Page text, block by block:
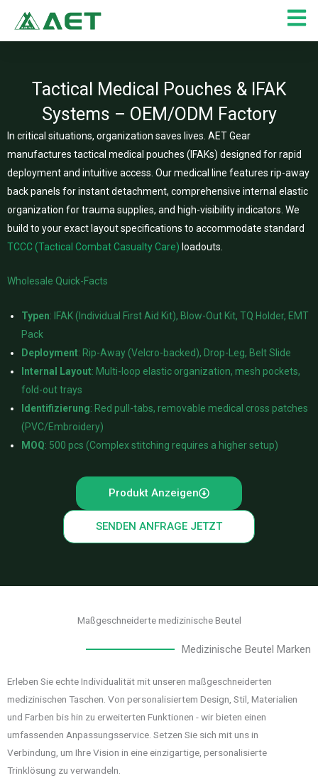
Inhalt
springen
Tactical Medical Pouches & IFAK
Systems – OEM/ODM Factory
In critical situations, organization saves lives. AET Gear
manufactures tactical medical pouches (IFAKs) designed for rapid
deployment and intuitive access. Our medical line features rip-away
back panels for instant detachment, comprehensive internal elastic
organization for trauma supplies, and high-visibility indicators. We
build to your exact layout specifications to accommodate standard
TCCC (Tactical Combat Casualty Care) loadouts.
Wholesale Quick-Facts
Typen: IFAK (Individual First Aid Kit), Blow-Out Kit, TQ Holder, EMT
Pack
Deployment: Rip-Away (Velcro-backed), Drop-Leg, Belt Slide
Internal Layout: Multi-loop elastic organization, mesh pockets,
fold-out trays
Identifizierung: Red pull-tabs, removable medical cross patches
(PVC/Embroidery)
MOQ: 500 pcs (Complex stitching requires a higher setup)
Produkt Anzeigen
SENDEN ANFRAGE JETZT
Maßgeschneiderte medizinische Beutel
Medizinische Beutel Marken
Erleben Sie echte Individualität mit unseren maßgeschneiderten
medizinischen Taschen. Von personalisiertem Design, Stil, Materialien
und Farben bis hin zu erweiterten Funktionen - wir bieten einen
umfassenden Anpassungsservice. Setzen Sie sich mit uns in
Verbindung, um Ihre Vision in eine einzigartige, personalisierte
Trinklösung zu verwandeln.